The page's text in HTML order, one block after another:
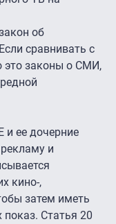
об
сравнивать с
это законы о СМИ,
и еe дочерние
и
кино-,
затем иметь
Статья 20